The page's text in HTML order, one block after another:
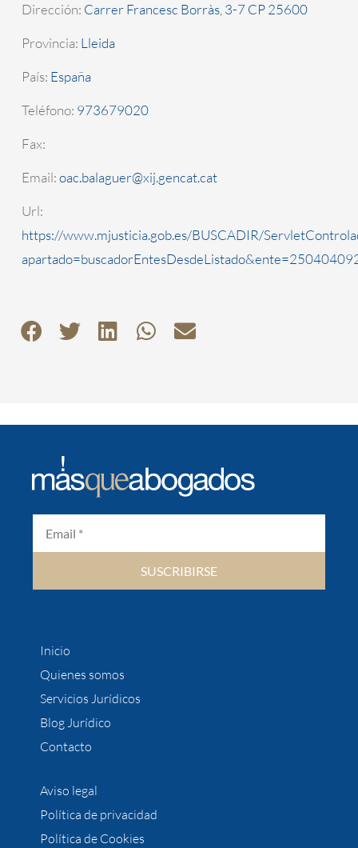
Dirección: Carrer Francesc Borràs, 3-7 CP 25600
Provincia: Lleida
País: España
Teléfono: 973679020
Fax:
Email:oac.balaguer@xij.gencat.cat
Url:
https://www.mjusticia.gob.es/BUSCADIR/
SUSCRIBIRSE
Inicio
Quienes somos
Servicios Jurídicos
Blog Jurídico
Contacto
Aviso legal
Política de privacidad
Política de Cookies